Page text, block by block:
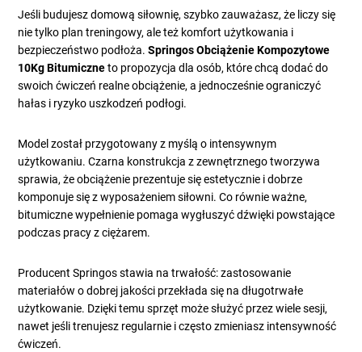
Jeśli budujesz domową siłownię, szybko zauważasz, że liczy się
nie tylko plan treningowy, ale też komfort użytkowania i
bezpieczeństwo podłoża.Springos Obciążenie Kompozytowe
10Kg Bitumiczneto propozycja dla osób, które chcą dodać do
swoich ćwiczeń realne obciążenie, a jednocześnie ograniczyć
hałas i ryzyko uszkodzeń podłogi.
Model został przygotowany z myślą o intensywnym
użytkowaniu. Czarna konstrukcja z zewnętrznego tworzywa
sprawia, że obciążenie prezentuje się estetycznie i dobrze
komponuje się z wyposażeniem siłowni. Co równie ważne,
bitumiczne wypełnienie pomaga wygłuszyć dźwięki powstające
podczas pracy z ciężarem.
Producent Springos stawia na trwałość: zastosowanie
materiałów o dobrej jakości przekłada się na długotrwałe
użytkowanie. Dzięki temu sprzęt może służyć przez wiele sesji,
nawet jeśli trenujesz regularnie i często zmieniasz intensywność
ćwiczeń.